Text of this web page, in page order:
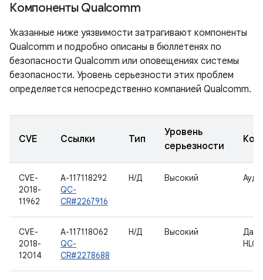
Компоненты Qualcomm
Указанные ниже уязвимости затрагивают компоненты
Qualcomm и подробно описаны в бюллетенях по
безопасности Qualcomm или оповещениях системы
безопасности. Уровень серьезности этих проблем
определяется непосредственно компанией Qualcomm.
CVE Ссылки Тип
Уровень
серьезности
CVE-
2018-
11962
A-117118292
QC-
CR#2267916
Н/Д Высокий
CVE-
2018-
12014
A-117118062
QC-
CR#2278688
Н/Д Высокий